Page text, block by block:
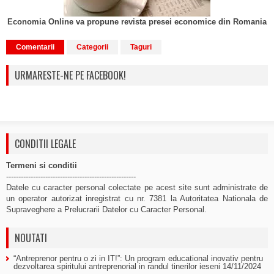
Economia Online va propune revista presei economice din Romania
Comentarii Categorii Taguri
URMARESTE-NE PE FACEBOOK!
CONDITII LEGALE
Termeni si conditii
-----------------------------------------------------
Datele cu caracter personal colectate pe acest site sunt administrate de
un operator autorizat inregistrat cu nr. 7381 la Autoritatea Nationala de
Supraveghere a Prelucrarii Datelor cu Caracter Personal.
NOUTATI
“Antreprenor pentru o zi in IT!”: Un program educational inovativ pentru
dezvoltarea spiritului antreprenorial in randul tinerilor ieseni 14/11/2024